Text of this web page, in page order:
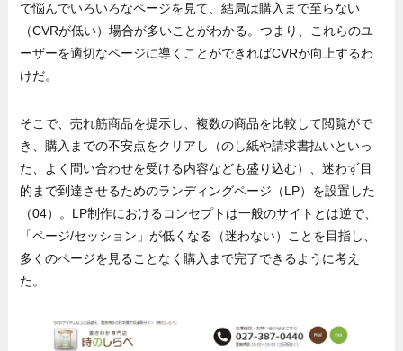
で悩んでいろいろなページを見て、結局は購入まで至らない
（CVRが低い）場合が多いことがわかる。つまり、これらのユ
ーザーを適切なページに導くことができればCVRが向上するわ
けだ。
そこで、売れ筋商品を提示し、複数の商品を比較して閲覧がで
き、購入までの不安点をクリアし（のし紙や請求書払いといっ
た、よく問い合わせを受ける内容なども盛り込む）、迷わず目
的まで到達させるためのランディングページ（LP）を設置した
（04）。LP制作におけるコンセプトは一般のサイトとは逆で、
「ページ/セッション」が低くなる（迷わない）ことを目指し、
多くのページを見ることなく購入まで完了できるように考え
た。